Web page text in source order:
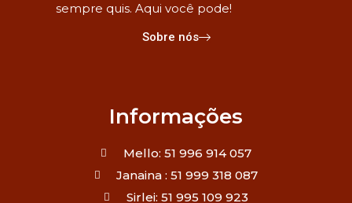
sempre quis. Aqui você pode!
Sobre nós
Informações
Mello: 51 996 914 057
Janaina : 51 999 318 087
Sirlei: 51 995 109 923